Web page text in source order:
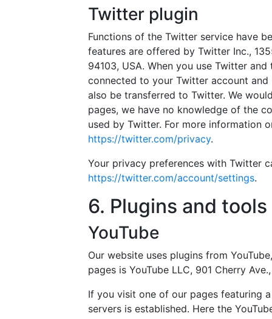
Twitter plugin
Functions of the Twitter service have
features are offered by Twitter Inc.,
94103, USA. When you use Twitter
connected to your Twitter account
also be transferred to Twitter. We
pages, we have no knowledge of the
used by Twitter. For more information
https://twitter.com/privacy.
Your privacy preferences with Twitter
https://twitter.com/account/settings.
6. Plugins and tools
YouTube
Our website uses plugins from
pages is YouTube LLC, 901 Cherry
If you visit one of our pages featuring
servers is established. Here the